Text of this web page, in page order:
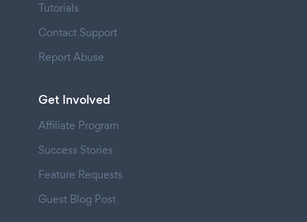
Tutorials
Contact Support
Report Abuse
Get Involved
Affiliate Program
Success Stories
Feature Requests
Guest Blog Post